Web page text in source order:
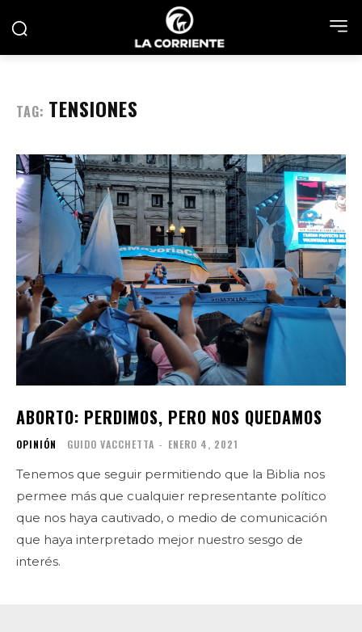
TAG: TENSIONES
ABORTO: PERDIMOS, PERO NOS QUEDAMOS
OPINIÓN GUIDO VACCHETTA - ENERO 4, 2021
Tenemos que seguir permitiendo que la Biblia nos
permee más que cualquier representante político
que nos haya cautivado, o medio de comunicación
que haya interpretado mejor nuestro sesgo de
interés.